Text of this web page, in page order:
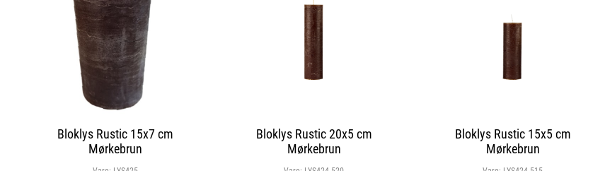
Bloklys Rustic 15x7 cm
Mørkebrun
Bloklys Rustic 20x5 cm
Mørkebrun
Bloklys Rustic 15x5 cm
Mørkebrun